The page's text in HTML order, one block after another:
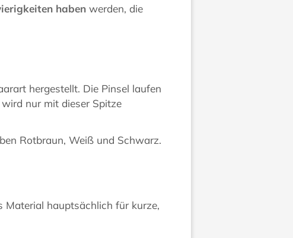
haben werden, die
hergestellt. Die Pinsel laufen
nur mit dieser Spitze
Rotbraun, Weiß und Schwarz.
Material hauptsächlich für kurze,